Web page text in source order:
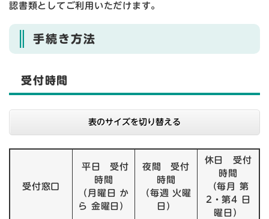
認書類としてご利用いただけます。
手続き方法
受付時間
表のサイズを切り替える
受付窓口
平日 受付
時間
（月曜日 か
ら 金曜日）
夜間 受付
時間
（毎週 火曜
日）
休日 受付
時間
（毎月 第
2・第4 日
曜日）